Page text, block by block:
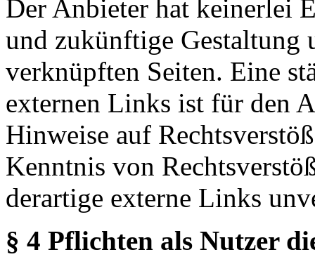
Der Anbieter hat keinerlei
und zukünftige Gestaltung
verknüpften Seiten. Eine
externen Links ist für den
Hinweise auf
Kenntnis von
derartige externe Links
§ 4 Pflichten als Nutzer